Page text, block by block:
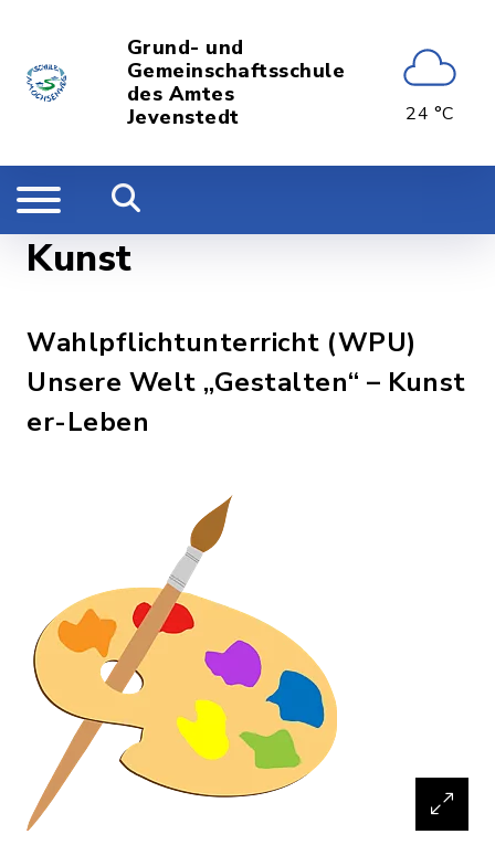
Grund- und
Gemeinschaftsschule
des Amtes
Jevenstedt
24 °C
Kunst
Wahlpflichtunterricht (WPU)
Unsere Welt „Gestalten“ – Kunst
er-Leben